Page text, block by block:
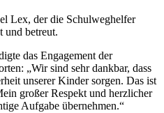
Lex, der die Schulweghelfer
und betreut.
das Engagement der
„Wir sind sehr dankbar, dass
unserer Kinder sorgen. Das ist
großer Respekt und herzlicher
Aufgabe übernehmen.“